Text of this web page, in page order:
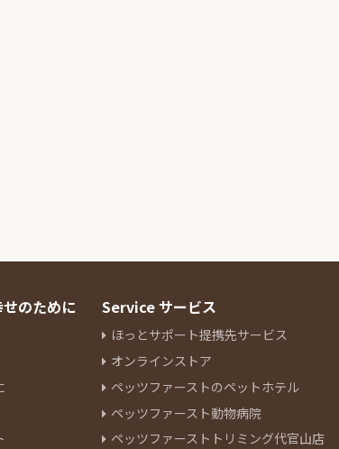
せのために Service サービス
ほっとサポート提携先サービス
オンラインストア
ペッツファーストのペットホテル
ペッツファースト動物病院
ペッツファーストトリミング代官山店